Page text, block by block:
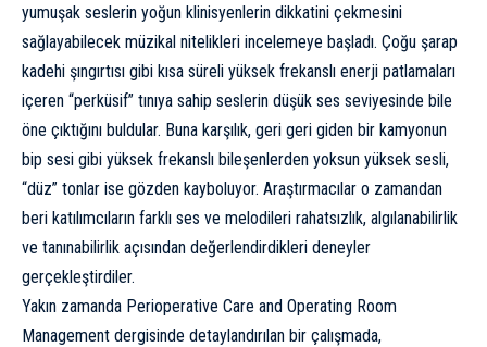
yumuşak seslerin yoğun klinisyenlerin dikkatini çekmesini
sağlayabilecek müzikal nitelikleri incelemeye başladı. Çoğu şarap
kadehi şıngırtısı gibi kısa süreli yüksek frekanslı enerji patlamaları
içeren “perküsif” tınıya sahip seslerin düşük ses seviyesinde bile
öne çıktığını buldular. Buna karşılık, geri geri giden bir kamyonun
bip sesi gibi yüksek frekanslı bileşenlerden yoksun yüksek sesli,
“düz” tonlar ise gözden kayboluyor. Araştırmacılar o zamandan
beri katılımcıların farklı ses ve melodileri rahatsızlık, algılanabilirlik
ve tanınabilirlik açısından değerlendirdikleri deneyler
gerçekleştirdiler.
Yakın zamanda Perioperative Care and Operating Room
Management dergisinde detaylandırılan bir çalışmada,